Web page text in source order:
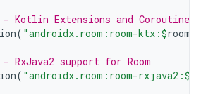
Extensions and Coroutines
( "androidx.room:room-ktx:$
support for Room
( "androidx.room:room-rxjava2:$